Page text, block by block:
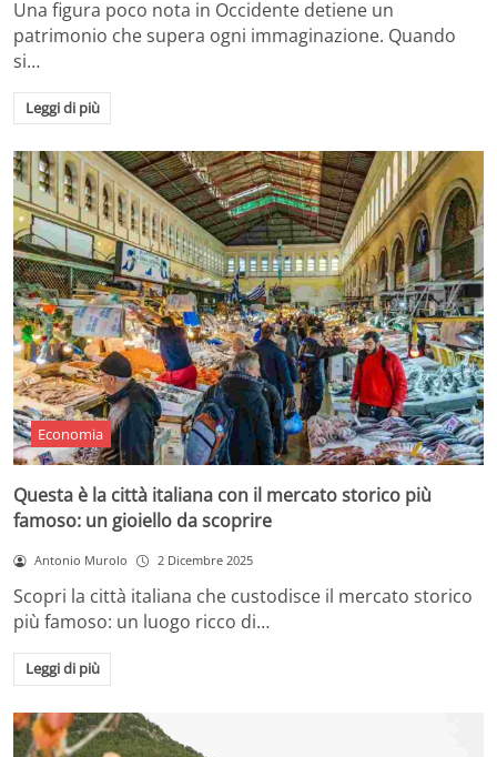
Una figura poco nota in Occidente detiene un
patrimonio che supera ogni immaginazione. Quando
si…
Leggi di più
Economia
Questa è la città italiana con il mercato storico più
famoso: un gioiello da scoprire
Antonio Murolo 2 Dicembre 2025
Scopri la città italiana che custodisce il mercato storico
più famoso: un luogo ricco di…
Leggi di più